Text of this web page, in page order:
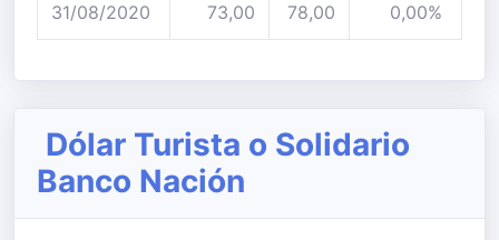
31/08/2020 73,00 78,00 0,00%
Dólar Turista o Solidario
Banco Nación